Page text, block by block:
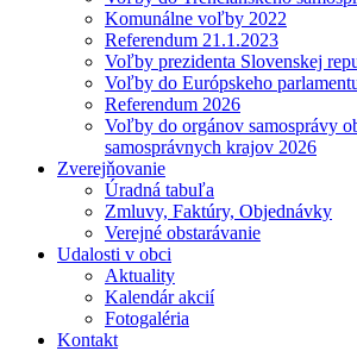
Komunálne voľby 2022
Referendum 21.1.2023
Voľby prezidenta Slovenskej
Voľby do Európskeho
Referendum 2026
Voľby do orgánov samosprávy
samosprávnych krajov 2026
Zverejňovanie
Úradná tabuľa
Zmluvy, Faktúry, Objednávky
Verejné obstarávanie
Udalosti v obci
Aktuality
Kalendár akcií
Fotogaléria
Kontakt